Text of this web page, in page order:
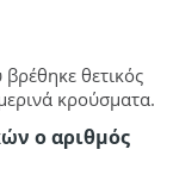
θετικός
κρούσματα.
ο αριθμός